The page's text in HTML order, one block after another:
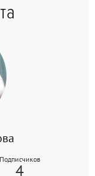
Подписчиков
4